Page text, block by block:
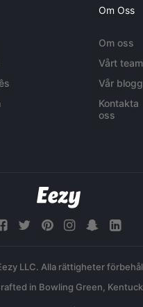
Om Oss
Om oss
Vårt team
Vår blogg
Kontakta
oss
LLC. Alla rättigheter